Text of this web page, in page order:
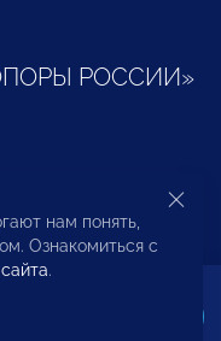
РОССИИ»
и
нам понять,
Ознакомиться с
.